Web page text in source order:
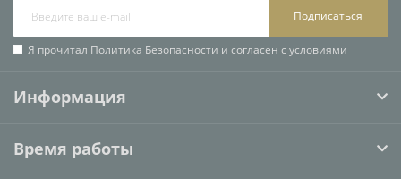
Подписаться
Я прочитал Политика Безопасности и согласен с условиями
Информация
Время работы